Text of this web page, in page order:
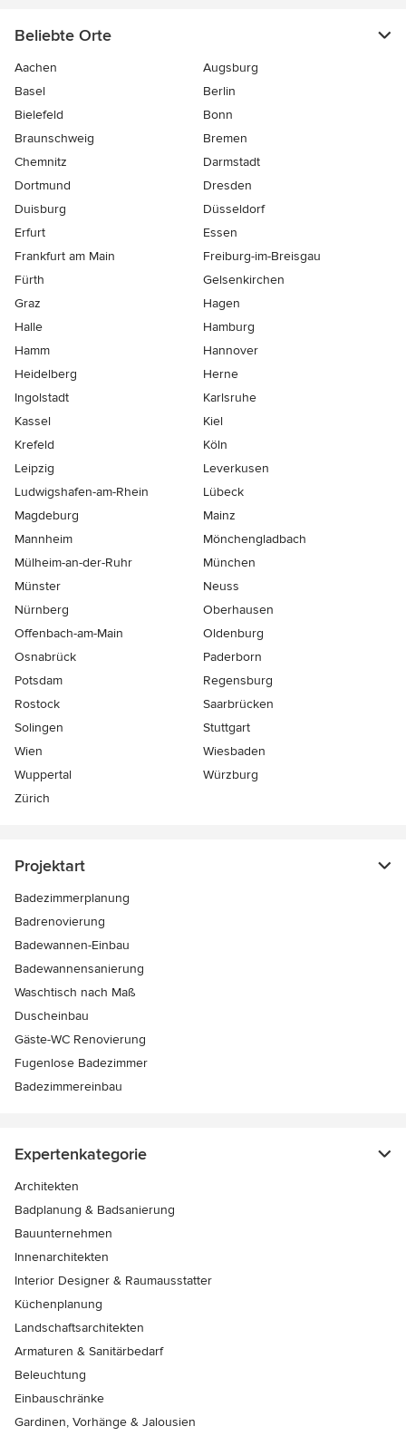
Beliebte Orte
Aachen
Augsburg
Basel
Berlin
Bielefeld
Bonn
Braunschweig
Bremen
Chemnitz
Darmstadt
Dortmund
Dresden
Duisburg
Düsseldorf
Erfurt
Essen
Frankfurt am Main
Freiburg-im-Breisgau
Fürth
Gelsenkirchen
Graz
Hagen
Halle
Hamburg
Hamm
Hannover
Heidelberg
Herne
Ingolstadt
Karlsruhe
Kassel
Kiel
Krefeld
Köln
Leipzig
Leverkusen
Ludwigshafen-am-Rhein
Lübeck
Magdeburg
Mainz
Mannheim
Mönchen­gladbach
Mülheim-an-der-Ruhr
München
Münster
Neuss
Nürnberg
Oberhausen
Offenbach-am-Main
Oldenburg
Osnabrück
Paderborn
Potsdam
Regensburg
Rostock
Saarbrücken
Solingen
Stuttgart
Wien
Wiesbaden
Wuppertal
Würzburg
Zürich
Projektart
Badezimmerplanung
Badrenovierung
Badewannen-Einbau
Badewannensanierung
Waschtisch nach Maß
Duscheinbau
Gäste-WC Renovierung
Fugenlose Badezimmer
Badezimmereinbau
Expertenkategorie
Architekten
Badplanung & Badsanierung
Bauunternehmen
Innenarchitekten
Interior Designer & Raumausstatter
Küchenplanung
Landschaftsarchitekten
Armaturen & Sanitärbedarf
Beleuchtung
Einbauschränke
Gardinen, Vorhänge & Jalousien